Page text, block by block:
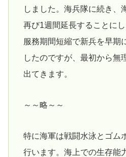
しました。海兵隊に続き、
再び1週間延長することに
服務期間短縮で新兵を早期
したのですが、最初から無
出てきます。
～～略～～
特に海軍は戦闘水泳とゴム
行います。海上での生存能